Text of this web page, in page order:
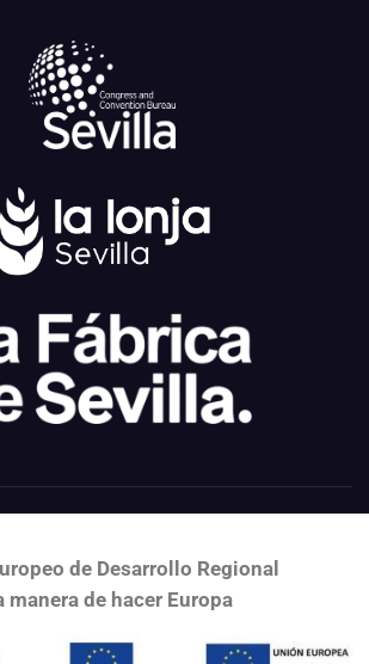
de Desarrollo Regional
manera de hacer Europa